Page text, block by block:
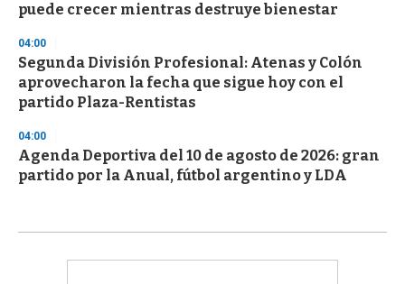
puede crecer mientras destruye bienestar
04:00
Segunda División Profesional: Atenas y Colón
aprovecharon la fecha que sigue hoy con el
partido Plaza-Rentistas
04:00
Agenda Deportiva del 10 de agosto de 2026: gran
partido por la Anual, fútbol argentino y LDA